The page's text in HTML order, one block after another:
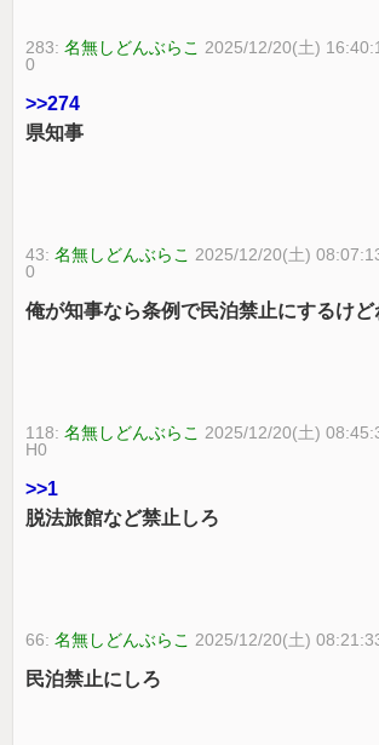
283:名無しどんぶらこ 2025/12/20(土)
0
>>274
県知事
43:名無しどんぶらこ 2025/12/20(土)
0
俺が知事なら条例で民泊禁止にするけど
118:名無しどんぶらこ 2025/12/20(土)
H0
>>1
脱法旅館など禁止しろ
66:名無しどんぶらこ 2025/12/20(土)
民泊禁止にしろ